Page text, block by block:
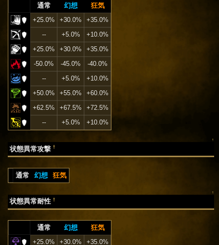
通常 幻想 狂気
+25.0% +30.0%
+35.0%
--
+5.0%
+10.0%
+25.0%
+30.0%
+35.0%
-50.0%
-45.0%
-40.0%
--
+5.0%
+10.0%
+50.0%
+55.0%
+60.0%
+62.5%
+67.5%
+72.5%
--
+5.0% +10.0%
↑
状態異常攻撃†
通常 幻想 狂気
↑
状態異常耐性†
通常 幻想 狂気
+25.0% +30.0%
+35.0%